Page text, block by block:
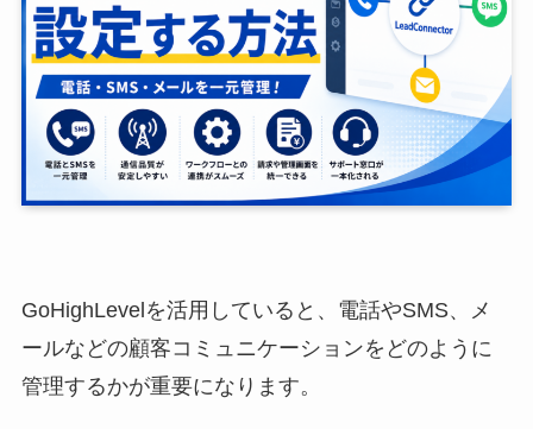
GoHighLevelを活用していると、電話やSMS、メ
ールなどの顧客コミュニケーションをどのように
管理するかが重要になります。